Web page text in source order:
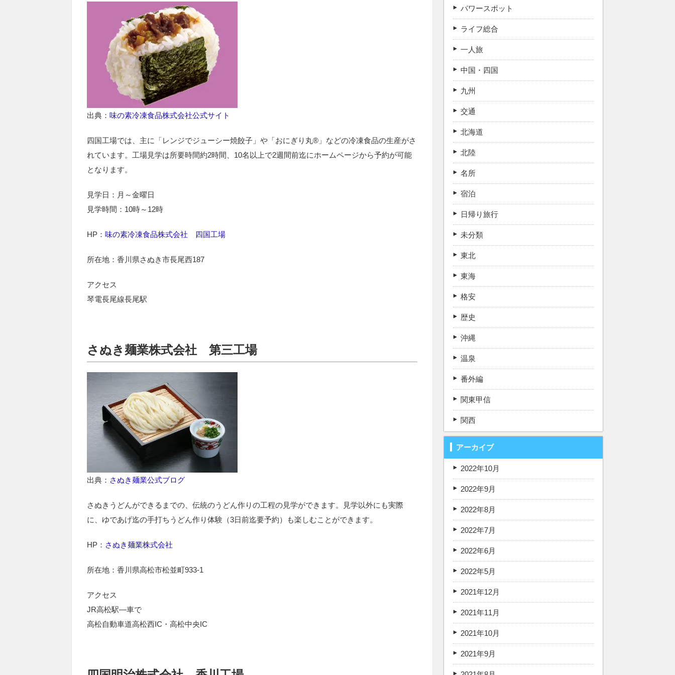
出典： 味の素冷凍食品株式会社公式サイト
四国工場では、主に「レンジでジューシー焼餃子」や「おにぎり丸®」などの冷凍食品の生産がさ
れています。工場見学は所要時間約2時間、10名以上で2週間前迄にホームページから予約が可能
となります。
見学日：月～金曜日
見学時間：10時～12時
HP： 味の素冷凍食品株式会社 四国工場
所在地：香川県さぬき市長尾西187
アクセス
琴電長尾線長尾駅
さぬき麺業株式会社 第三工場
出典： さぬき麺業公式ブログ
さぬきうどんができるまでの、伝統のうどん作りの工程の見学ができます。見学以外にも実際
に、ゆであげ迄の手打ちうどん作り体験（3日前迄要予約）も楽しむことができます。
HP： さぬき麺業株式会社
所在地：香川県高松市松並町933-1
アクセス
JR高松駅―車で
高松自動車道高松西IC・高松中央IC
パワースポット
ライフ総合
一人旅
中国・四国
九州
交通
北海道
北陸
名所
宿泊
日帰り旅行
未分類
東北
東海
格安
歴史
沖縄
温泉
番外編
関東甲信
関西
アーカイブ
2022年10月
2022年9月
2022年8月
2022年7月
2022年6月
2022年5月
2021年12月
2021年11月
2021年10月
2021年9月